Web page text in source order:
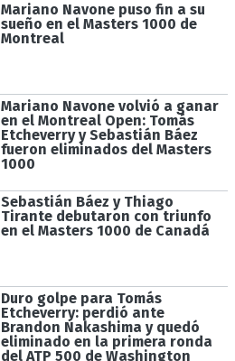
Mariano Navone puso fin a su
sueño en el Masters 1000 de
Montreal
Mariano Navone volvió a ganar
en el Montreal Open: Tomás
Etcheverry y Sebastián Báez
fueron eliminados del Masters
1000
Sebastián Báez y Thiago
Tirante debutaron con triunfo
en el Masters 1000 de Canadá
Duro golpe para Tomás
Etcheverry: perdió ante
Brandon Nakashima y quedó
eliminado en la primera ronda
del ATP 500 de Washington